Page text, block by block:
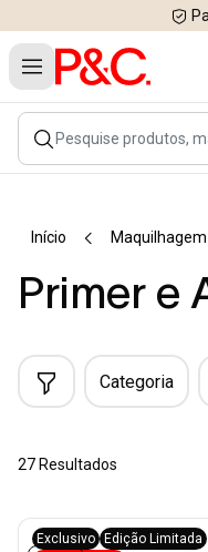
Início Maquilhagem
Primer e
Categoria
27 Resultados
Exclusivo
Edição Limitada